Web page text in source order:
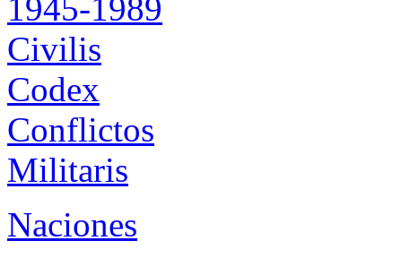
1945-1989
Civilis
Codex
Conflictos
Militaris
Naciones